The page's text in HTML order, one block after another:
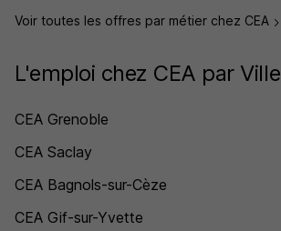
Voir toutes les offres par métier chez CEA
L'emploi chez CEA par Ville
CEA Grenoble
CEA Saclay
CEA Bagnols-sur-Cèze
CEA Gif-sur-Yvette